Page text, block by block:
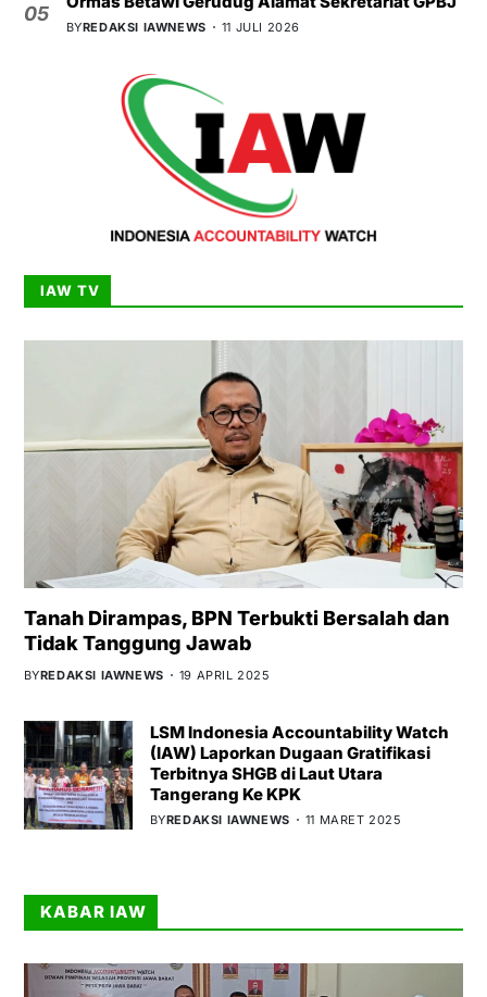
05
BYREDAKSI IAWNEWS 11 JULI 2026
IAW TV
Tanah Dirampas, BPN Terbukti Bersalah dan
Tidak Tanggung Jawab
BYREDAKSI IAWNEWS 19 APRIL 2025
LSM Indonesia Accountability Watch
(IAW) Laporkan Dugaan Gratifikasi
Terbitnya SHGB di Laut Utara
Tangerang Ke KPK
BYREDAKSI IAWNEWS 11 MARET 2025
KABAR IAW